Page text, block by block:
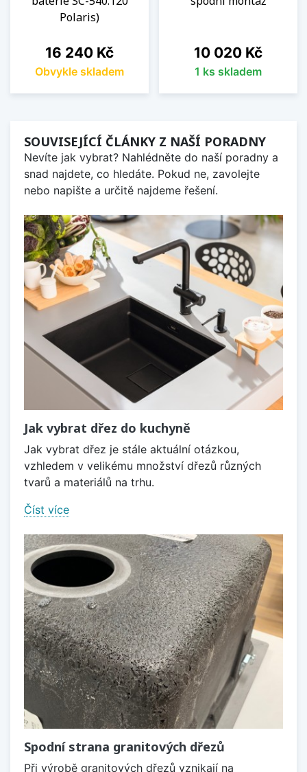
Polaris)
Cena
16 240 Kč
Obvykle skladem
Cena
10 020 Kč
1 ks skladem
SOUVISEJÍCÍ ČLÁNKY Z NAŠÍ PORADNY
Nevíte jak vybrat? Nahlédněte do naší poradny a
snad najdete, co hledáte. Pokud ne, zavolejte
nebo napište a určitě najdeme řešení.
Jak vybrat dřez do kuchyně
Jak vybrat dřez je stále aktuální otázkou,
vzhledem v velikému množství dřezů různých
tvarů a materiálů na trhu.
Číst více
Spodní strana granitových dřezů
Při výrobě granitových dřezů vznikají na